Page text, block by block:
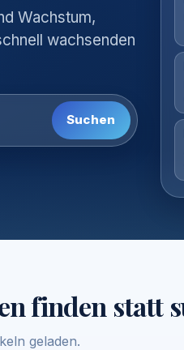
Wachstum,
wachsenden
Suchen
finden statt
geladen.